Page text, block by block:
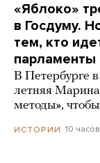
«Яблоко»
в Госдуму.
тем, кто
парламенты
В Петербурге
летняя
методы»,
ИСТОРИИ 10